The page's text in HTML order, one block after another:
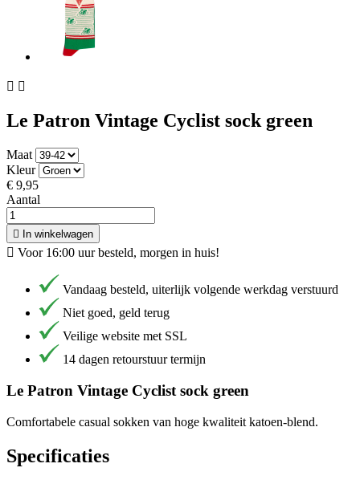
 
Le Patron Vintage Cyclist sock green
Maat
Kleur
€ 9,95
Aantal
 In winkelwagen
 Voor 16:00 uur besteld, morgen in huis!
Vandaag besteld, uiterlijk volgende werkdag verstuurd
Niet goed, geld terug
Veilige website met SSL
14 dagen retourstuur termijn
Le Patron Vintage Cyclist sock green
Comfortabele casual sokken van hoge kwaliteit katoen-blend.
Specificaties